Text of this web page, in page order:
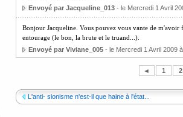
Envoyé par Jacqueline_013- le Mercredi 1 Avril
Bonjour Jacqueline. Vous pouvez vous vante de
entourage (le bon, la brute et le truand...).
Envoyé par Viviane_005- le Mercredi 1 Avril 2009
◄ 1 2
L'anti- sionisme n'est-il que haine à l'état...